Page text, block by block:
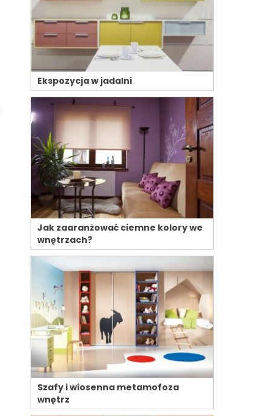
Ekspozycja w jadalni
Jak zaaranżować ciemne kolory we
wnętrzach?
Szafy i wiosenna metamofoza
wnętrz